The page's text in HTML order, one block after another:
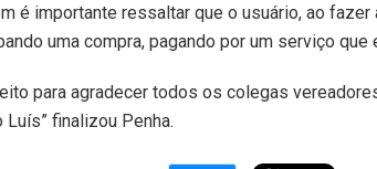
é importante ressaltar que o usuário, ao
uma compra, pagando por um serviço
para agradecer todos os colegas
Luís” finalizou Penha.